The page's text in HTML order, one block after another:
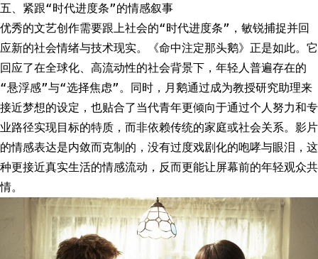
五、紧跟“时代进度条”的情感叙事
优秀的文艺创作需要跟上社会的“时代进度条”，敏锐捕捉并回
应新的社会情绪与技术现实。《命中注定那头鹅》正是如此。它
回应了在全球化、高流动性的社会背景下，年轻人普遍存在的
“悬浮感”与“选择焦虑”。同时，月鹅通过成为教授研究助理来
接近梦想的设定，也贴合了当代青年更倾向于通过个人努力和专
业路径实现目标的特质，而非依赖传统的家庭或社会关系。影片
的情感表达是内敛而克制的，没有过度戏剧化的咆哮与眼泪，这
种更接近真实生活的情感流动，反而更能让屏幕前的年轻观众共
情。